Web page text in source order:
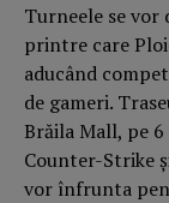
Turneele se vor
printre care
aducând
de gameri.
Brăila Mall, pe
Counter-Strike
vor înfrunta